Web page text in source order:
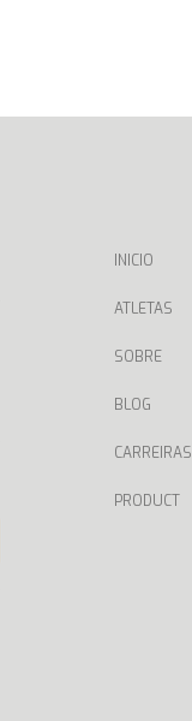
INICIO
ATLETAS
SOBRE
BLOG
CARREIRAS
PRODUCT